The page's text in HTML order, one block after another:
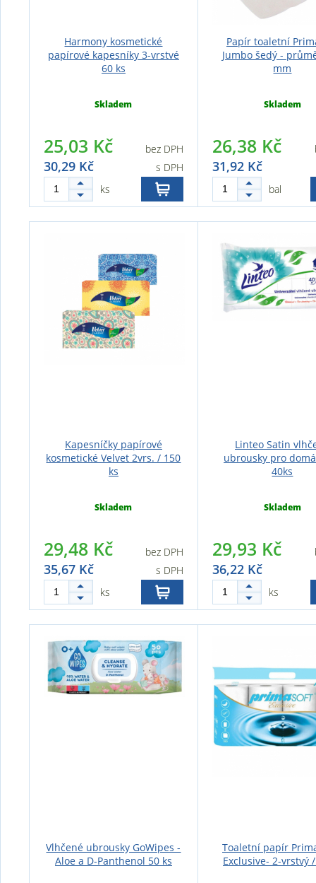
Harmony kosmetické
papírové kapesníky 3-vrstvé
60 ks
Skladem
25,03 Kč bez DPH
30,29 Kč
s DPH
ks
Papír toaletní
Jumbo šedý -
mm
Skladem
26,38 Kč
31,92 Kč
bal
Kapesníčky papírové
kosmetické Velvet 2vrs. / 150
ks
Skladem
29,48 Kč bez DPH
35,67 Kč
s DPH
ks
Linteo Satin
ubrousky pro
40ks
Skladem
29,93 Kč
36,22 Kč
ks
Vlhčené ubrousky GoWipes -
Aloe a D-Panthenol 50 ks
Toaletní papír
Exclusive- 2-vrstvý